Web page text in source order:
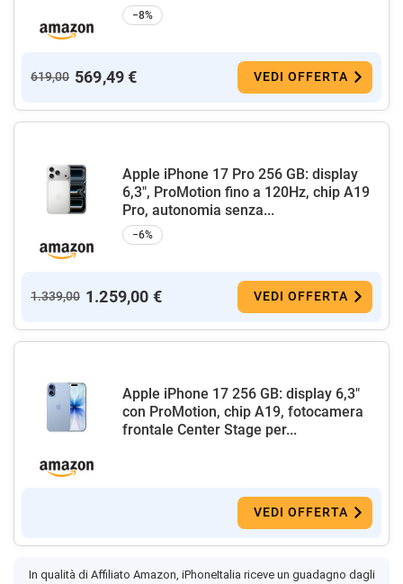
−8%
619,00 569,49 € VEDI OFFERTA
Apple iPhone 17 Pro 256 GB: display
6,3", ProMotion fino a 120Hz, chip A19
Pro, autonomia senza...
−6%
1.339,00 1.259,00 € VEDI OFFERTA
Apple iPhone 17 256 GB: display 6,3"
con ProMotion, chip A19, fotocamera
frontale Center Stage per...
VEDI OFFERTA
In qualità di Affiliato Amazon, iPhoneItalia riceve un guadagno dagli